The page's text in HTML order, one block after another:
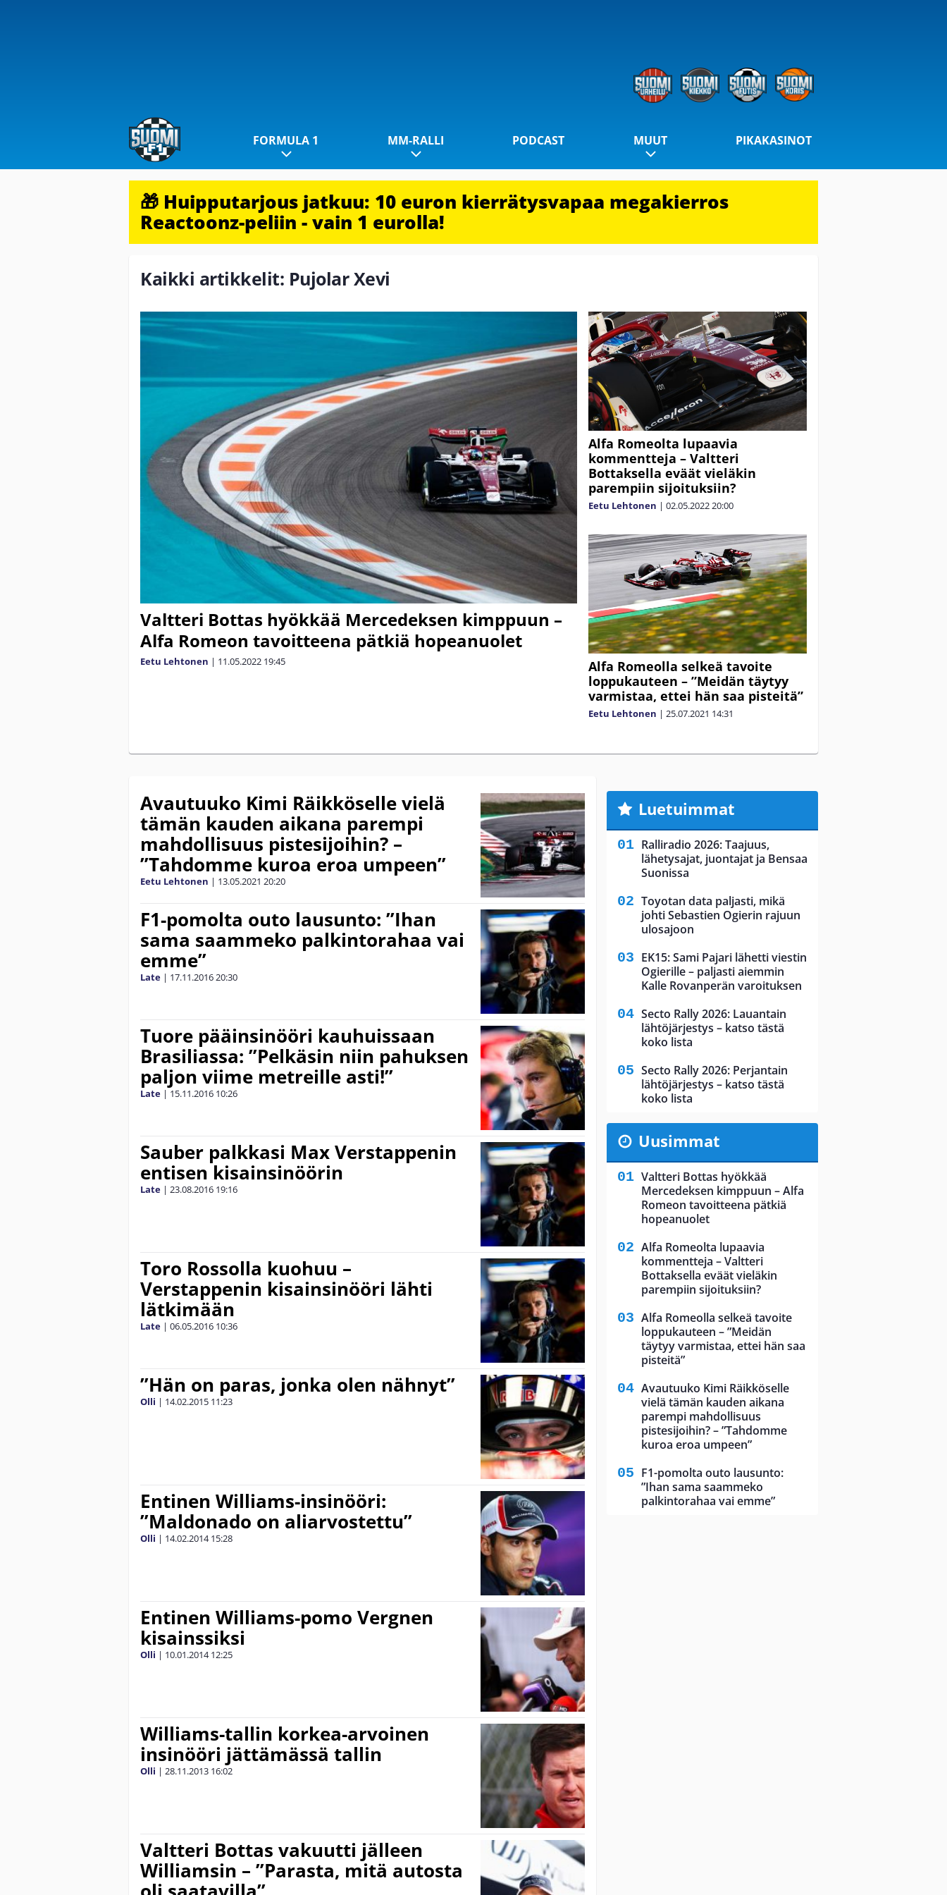
FORMULA 1 MM-RALLI PODCAST MUUT PIKAKASINOT
🎁 Huipputarjous jatkuu: 10 euron kierrätysvapaa megakierros
Reactoonz-peliin - vain 1 eurolla!
Kaikki artikkelit: Pujolar Xevi
Valtteri Bottas hyökkää Mercedeksen kimppuun –
Alfa Romeon tavoitteena pätkiä hopeanuolet
Eetu Lehtonen | 11.05.2022 19:45
Alfa Romeolta lupaavia
kommentteja – Valtteri
Bottaksella eväät vieläkin
parempiin sijoituksiin?
Eetu Lehtonen | 02.05.202220:00
Alfa Romeolla selkeä tavoite
loppukauteen – ”Meidän täytyy
varmistaa, ettei hän saa pisteitä”
Eetu Lehtonen | 25.07.2021 14:31
Avautuuko Kimi Räikköselle vielä
tämän kauden aikana parempi
mahdollisuus pistesijoihin? –
”Tahdomme kuroa eroa umpeen”
Eetu Lehtonen | 13.05.2021 20:20
F1-pomolta outo lausunto: ”Ihan
sama saammeko palkintorahaa vai
emme”
Late | 17.11.201620:30
Tuore pääinsinööri kauhuissaan
Brasiliassa: ”Pelkäsin niin pahuksen
paljon viime metreille asti!”
Late | 15.11.2016 10:26
Sauber palkkasi Max Verstappenin
entisen kisainsinöörin
Late | 23.08.2016 19:16
Toro Rossolla kuohuu –
Verstappenin kisainsinööri lähti
lätkimään
Late | 06.05.2016 10:36
”Hän on paras, jonka olen nähnyt”
Olli | 14.02.2015 11:23
Entinen Williams-insinööri:
”Maldonado on aliarvostettu”
Olli | 14.02.2014 15:28
Entinen Williams-pomo Vergnen
kisainssiksi
Olli | 10.01.2014 12:25
Williams-tallin korkea-arvoinen
insinööri jättämässä tallin
Olli | 28.11.2013 16:02
Valtteri Bottas vakuutti jälleen
Williamsin – ”Parasta, mitä autosta
Luetuimmat
Ralliradio 2026: Taajuus,
lähetysajat, juontajat ja Bensaa
Suonissa
Toyotan data paljasti, mikä
johti Sebastien Ogierin rajuun
ulosajoon
EK15: Sami Pajari lähetti viestin
Ogierille – paljasti aiemmin
Kalle Rovanperän varoituksen
Secto Rally 2026: Lauantain
lähtöjärjestys – katso tästä
koko lista
Secto Rally 2026: Perjantain
lähtöjärjestys – katso tästä
koko lista
Uusimmat
Valtteri Bottas hyökkää
Mercedeksen kimppuun – Alfa
Romeon tavoitteena pätkiä
hopeanuolet
Alfa Romeolta lupaavia
kommentteja – Valtteri
Bottaksella eväät vieläkin
parempiin sijoituksiin?
Alfa Romeolla selkeä tavoite
loppukauteen – ”Meidän
täytyy varmistaa, ettei hän saa
pisteitä”
Avautuuko Kimi Räikköselle
vielä tämän kauden aikana
parempi mahdollisuus
pistesijoihin? – ”Tahdomme
kuroa eroa umpeen”
F1-pomolta outo lausunto:
”Ihan sama saammeko
palkintorahaa vai emme”